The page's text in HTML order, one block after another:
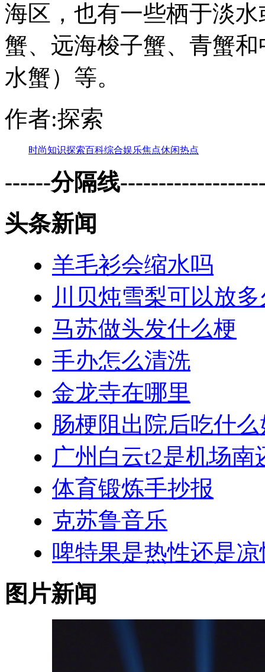
海区，也有一些栖于淡
蟹、远海梭子蟹、青蟹
水蟹）等。
作者:探索
时尚知识探索百科综合娱乐焦点休闲热点
------分隔线
头条新闻
羊毛衫会缩水吗
川贝炖雪梨可以放
马苏做头发什么梗
手办怎么清洗
金龙寺在哪里
肠梗阻出院后吃什么
广州白云t2是机场南
体育锻炼手抄报
克苏鲁音乐
啤特果是热性还是凉
图片新闻